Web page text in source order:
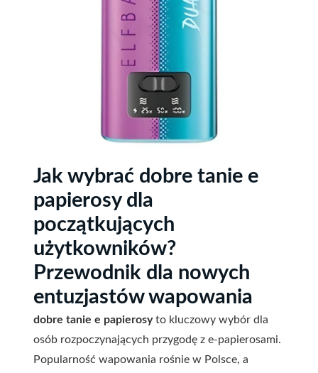
Jak wybrać dobre tanie e
papierosy dla
początkujących
użytkowników?
Przewodnik dla nowych
entuzjastów wapowania
dobre tanie e papierosyto kluczowy wybór dla
osób rozpoczynających przygodę z e-papierosami.
Popularność wapowania rośnie w Polsce, a